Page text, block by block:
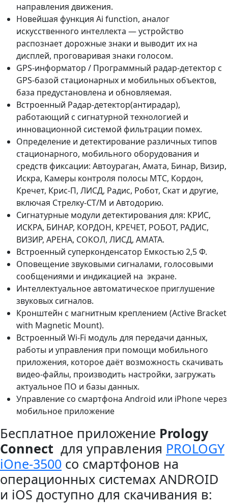
направления движения.
Новейшая функция Ai function, аналог
искусственного интеллекта — устройство
распознает дорожные знаки и выводит их на
дисплей, проговаривая знаки голосом.
GPS-информатор / Программный радар-детектор с
GPS-базой стационарных и мобильных объектов,
база предустановлена и обновляемая.
Встроенный Радар-детектор(антирадар),
работающий с сигнатурной технологией и
инновационной системой фильтрации помех.
Определение и детектирование различных типов
стационарного, мобильного оборудования и
средств фиксации: Автоураган, Амата, Бинар, Визир,
Искра, Камеры контроля полосы МТС, Кордон,
Кречет, Крис-П, ЛИСД, Радис, Робот, Скат и другие,
включая Стрелку-СТ/М и Автодорию.
Сигнатурные модули детектирования для: КРИС,
ИСКРА, БИНАР, КОРДОН, КРЕЧЕТ, РОБОТ, РАДИС,
ВИЗИР, АРЕНА, СОКОЛ, ЛИСД, АМАТА.
Встроенный суперконденсатор Емкостью 2,5 Ф.
Оповещение звуковыми сигналами, голосовыми
сообщениями и индикацией на экране.
Интеллектуальное автоматическое приглушение
звуковых сигналов.
Кронштейн с магнитным креплением (Active Bracket
with Magnetic Mount).
Встроенный Wi-Fi модуль для передачи данных,
работы и управления при помощи мобильного
приложения, которое даёт возможность скачивать
видео-файлы, производить настройки, загружать
актуальное ПО и базы данных.
Управление со смартфона Android или iPhone через
мобильное приложение
Бесплатное приложение Prology
Connect для управления PROLOGY
iOne-3500 со смартфонов на
операционных системах ANDROID
и iOS доступно для скачивания в: